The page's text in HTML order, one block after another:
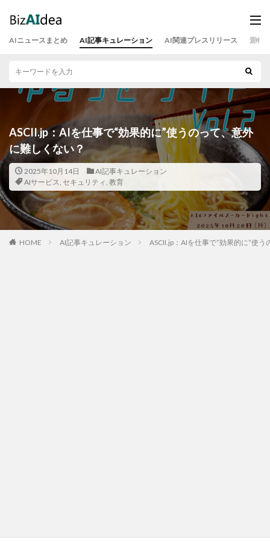
AIニュースまとめ AI記事キュレーション AI関連プレスリリース 運営
ASCII.jp：AIを仕事で“効果的に”使うのって、意外
に難しくない？
2025年10月14日
AI記事キュレーション
AIサービス, セキュリティ, 教育
HOME AI記事キュレーション ASCII.jp：AIを仕事で“効果的に”使